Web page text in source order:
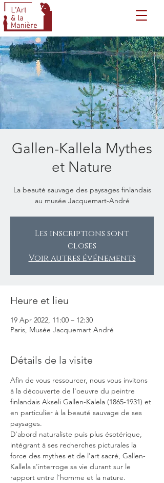
Gallen-Kallela Mythes
et Nature
La beauté sauvage des paysages finlandais
au musée Jacquemart-André
Les inscriptions sont
closes
Voir autres événements
Heure et lieu
19 Apr 2022, 11:00 – 12:30
Paris, Musée Jacquemart André
Détails de la visite
Afin de vous ressourcer, nous vous invitons
à la découverte de l'oeuvre du peintre
finlandais Akseli Gallen-Kalela (1865-1931) et
en particulier à la beauté sauvage de ses
paysages.
D'abord naturaliste puis plus ésotérique,
intégrant à ses recherches picturales la
force des mythes et de l'art sacré, Gallen-
Kallela s'interroge sa vie durant sur le
rapport entre l'homme et la nature.